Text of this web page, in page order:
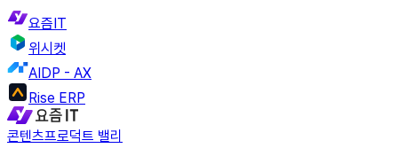
요즘IT
위시켓
AIDP - AX
Rise ERP
콘텐츠프로덕트 밸리